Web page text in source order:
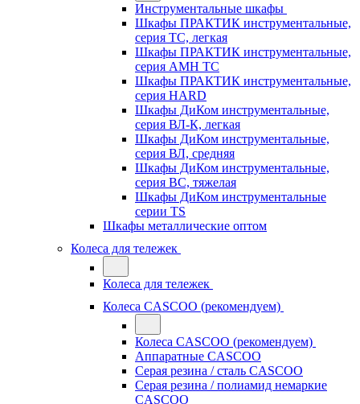
Инструментальные шкафы
Шкафы ПРАКТИК инструментальные,
серия ТC, легкая
Шкафы ПРАКТИК инструментальные,
серия AMH TC
Шкафы ПРАКТИК инструментальные,
серия HARD
Шкафы ДиКом инструментальные,
cерия ВЛ-К, легкая
Шкафы ДиКом инструментальные,
серия ВЛ, средняя
Шкафы ДиКом инструментальные,
серия ВС, тяжелая
Шкафы ДиКом инструментальные
серии TS
Шкафы металлические оптом
Колеса для тележек
Колеса для тележек
Колеса CASCOO (рекомендуем)
Колеса CASCOO (рекомендуем)
Аппаратные CASCOO
Серая резина / сталь CASCOO
Серая резина / полиамид немаркие
CASCOO